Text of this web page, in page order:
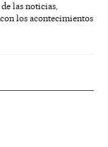
las noticias,
los acontecimientos